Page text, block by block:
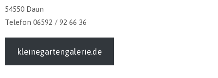
54550 Daun
Telefon 06592 / 92 66 36
kleinegartengalerie.de